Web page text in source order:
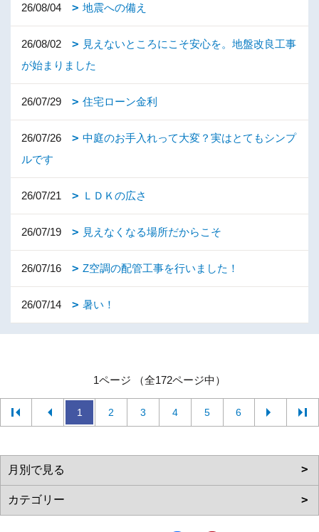
26/08/04 地震への備え
26/08/02
見えないところにこそ安心を。地盤改良工事
が始まりました
26/07/29 住宅ローン金利
26/07/26
中庭のお手入れって大変？実はとてもシンプ
ルです
26/07/21 ＬＤＫの広さ
26/07/19 見えなくなる場所だからこそ
26/07/16 Z空調の配管工事を行いました！
26/07/14 暑い！
1ページ （全172ページ中）
1 2 3 4 5 6